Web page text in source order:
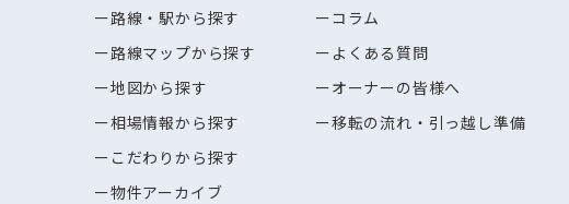
路線・駅から探す
路線マップから探す
地図から探す
相場情報から探す
こだわりから探す
物件アーカイブ
コラム
よくある質問
オーナーの皆様へ
移転の流れ・引っ越し準備